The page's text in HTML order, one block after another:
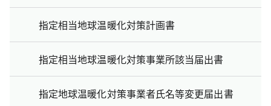
指定相当地球温暖化対策計画書
指定相当地球温暖化対策事業所該当届出書
指定地球温暖化対策事業者氏名等変更届出書